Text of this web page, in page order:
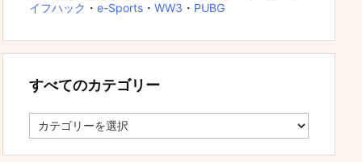
イフハック ・ e-Sports ・ WW3 ・ PUBG
すべてのカテゴリー
べ